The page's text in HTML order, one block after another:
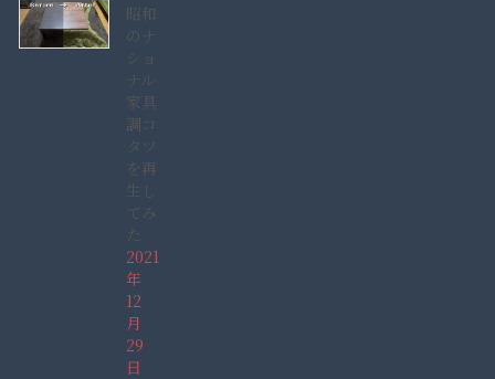
昭和
のナ
ショ
ナル
家具
調コ
タツ
を再
生し
てみ
た
2021
年
12
月
29
日